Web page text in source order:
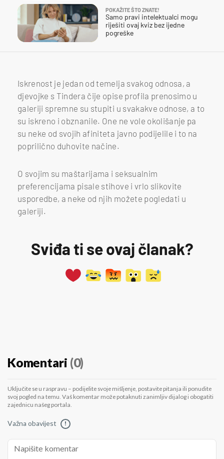
POKAŽITE ŠTO ZNATE!
Samo pravi intelektualci mogu
riješiti ovaj kviz bez ijedne
pogreške
Iskrenost je jedan od temelja svakog odnosa, a
djevojke s Tindera čije opise profila prenosimo u
galeriji spremne su stupiti u svakakve odnose, a to
su iskreno i obznanile. One ne vole okolišanje pa
su neke od svojih afiniteta javno podijelile i to na
poprilično duhovite načine.
O svojim su maštarijama i seksualnim
preferencijama pisale stihove i vrlo slikovite
usporedbe, a neke od njih možete pogledati u
galeriji.
Sviđa ti se ovaj članak?
Komentari (0)
Uključite se u raspravu – podijelite svoje mišljenje, postavite pitanja ili ponudite
svoj pogled na temu. Vaš komentar može potaknuti zanimljiv dijalog i obogatiti
zajednicu našeg portala.
Važna obavijest !